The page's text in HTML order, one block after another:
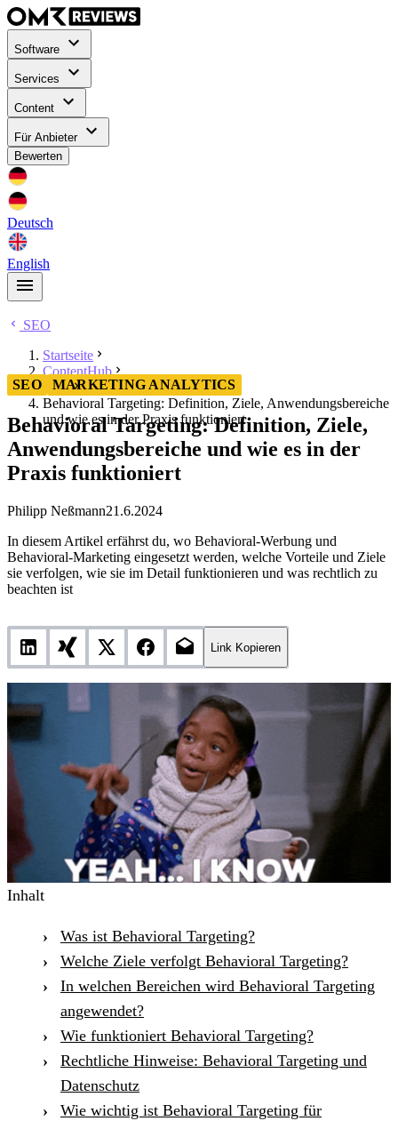
Software
Services
Content
Für Anbieter
Bewerten
Deutsch
English
SEO
Startseite
ContentHub
SEO
Behavioral Targeting: Definition, Ziele, Anwendungsbereiche
und wie es in der Praxis funktioniert
SEO MARKETING ANALYTICS
Behavioral Targeting: Definition, Ziele,
Anwendungsbereiche und wie es in der
Praxis funktioniert
Philipp Neßmann21.6.2024
In diesem Artikel erfährst du, wo Behavioral-Werbung und
Behavioral-Marketing eingesetzt werden, welche Vorteile und Ziele
sie verfolgen, wie sie im Detail funktionieren und was rechtlich zu
beachten ist
Link Kopieren
Inhalt
Was ist Behavioral Targeting?
Welche Ziele verfolgt Behavioral Targeting?
In welchen Bereichen wird Behavioral Targeting
angewendet?
Wie funktioniert Behavioral Targeting?
Rechtliche Hinweise: Behavioral Targeting und
Datenschutz
Wie wichtig ist Behavioral Targeting für